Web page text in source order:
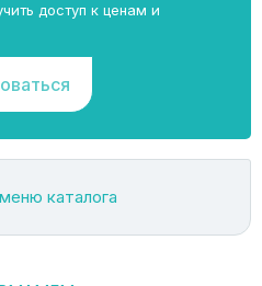
доступ к ценам и
каталога